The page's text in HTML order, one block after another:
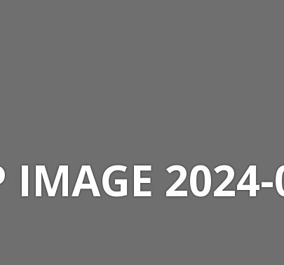
IMAGE